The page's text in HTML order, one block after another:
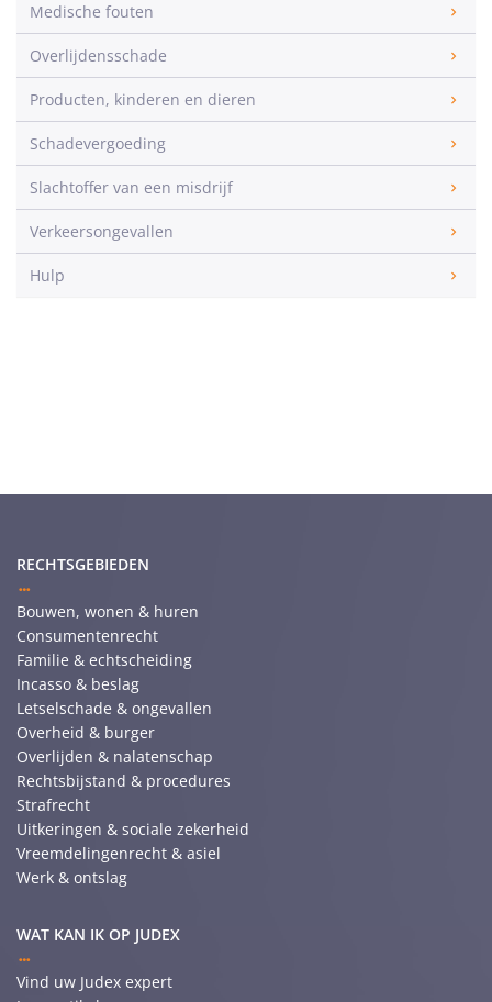
Medische fouten
Overlijdensschade
Producten, kinderen en dieren
Schadevergoeding
Slachtoffer van een misdrijf
Verkeersongevallen
Hulp
RECHTSGEBIEDEN
Bouwen, wonen & huren
Consumentenrecht
Familie & echtscheiding
Incasso & beslag
Letselschade & ongevallen
Overheid & burger
Overlijden & nalatenschap
Rechtsbijstand & procedures
Strafrecht
Uitkeringen & sociale zekerheid
Vreemdelingenrecht & asiel
Werk & ontslag
WAT KAN IK OP JUDEX
Vind uw Judex expert